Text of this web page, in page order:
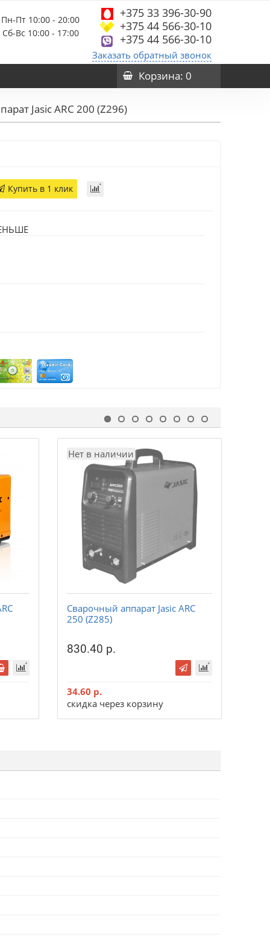
Пн-Пт 10:00 - 20:00
Сб-Вс 10:00 - 17:00
+375 33 396-30-90
+375 44 566-30-10
+375 44 566-30-10
Заказать обратный звонок
Корзина: 0
Jasic ARC 200 (Z296)
Купить в 1 клик
Нет в наличии
Сварочный аппарат Jasic ARC
250 (Z285)
830.40 р.
34.60 р.
скидка через корзину